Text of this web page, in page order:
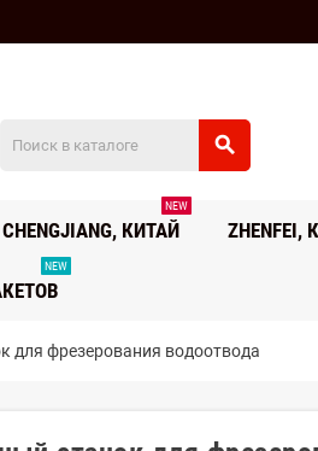
search
CHENGJIANG, КИТАЙ
NEW
ZHENFEI,
NEW
для фрезерования водоотвода